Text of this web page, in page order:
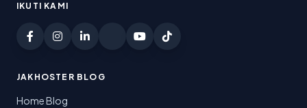
IKUTI KAMI
JAKHOSTER BLOG
Home Blog